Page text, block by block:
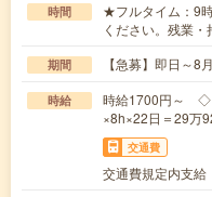
時間
★フルタイム：9
ください。残業
期間 【急募】即日～8
時給
時給1700円～ ◇
×8h×22日＝29万
交通費
交通費規定内支給